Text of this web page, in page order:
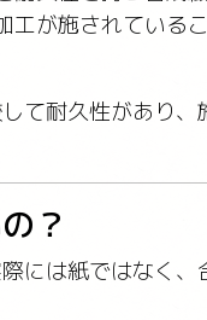
工が施されている
て耐久性があり
？
には紙ではなく